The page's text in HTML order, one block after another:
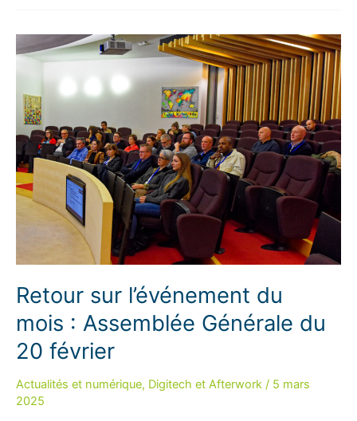
prendre
Retour
sur
l’afterwork
Digital
Bay
Retour sur l’événement du
mois : Assemblée Générale du
20 février
Actualités et numérique, Digitech et Afterwork / 5 mars
2025